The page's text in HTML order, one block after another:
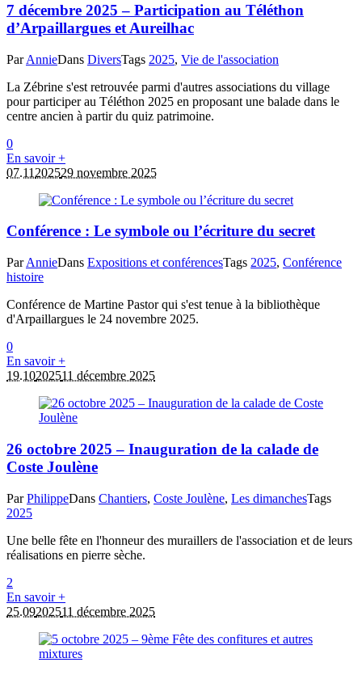
7 décembre 2025 – Participation au Téléthon
d’Arpaillargues et Aureilhac
ParAnnieDans DiversTags 2025, Vie de l'association
La Zébrine s'est retrouvée parmi d'autres associations du village
pour participer au Téléthon 2025 en proposant une balade dans le
centre ancien à partir du quiz patrimoine.
0
En savoir +
07.11 202529 novembre 2025
Conférence : Le symbole ou l’écriture du secret
ParAnnieDans Expositions et conférencesTags 2025, Conférence
histoire
Conférence de Martine Pastor qui s'est tenue à la bibliothèque
d'Arpaillargues le 24 novembre 2025.
0
En savoir +
19.10202511 décembre 2025
26 octobre 2025 – Inauguration de la calade de
Coste Joulène
ParPhilippeDans Chantiers, Coste Joulène, Les dimanchesTags
2025
Une belle fête en l'honneur des muraillers de l'association et de leurs
réalisations en pierre sèche.
2
En savoir +
25.09202511 décembre 2025